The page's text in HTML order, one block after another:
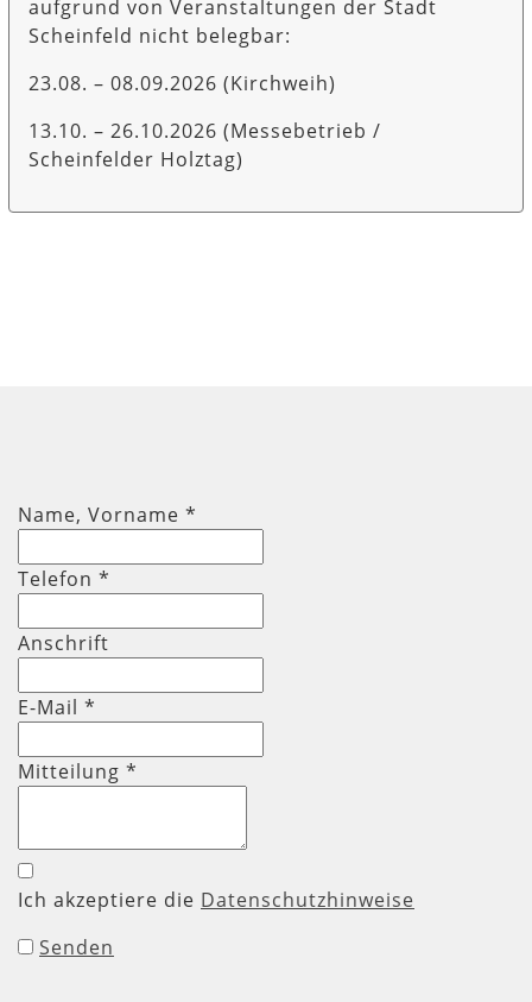
aufgrund von Veranstaltungen der Stadt
Scheinfeld nicht belegbar:
23.08. – 08.09.2026 (Kirchweih)
13.10. – 26.10.2026 (Messebetrieb /
Scheinfelder Holztag)
Name, Vorname *
Telefon *
Anschrift
E-Mail *
Mitteilung *
Ich akzeptiere die Datenschutzhinweise
Senden